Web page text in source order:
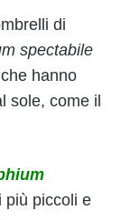
di
spectabile
hanno
sole, come il
piccoli e